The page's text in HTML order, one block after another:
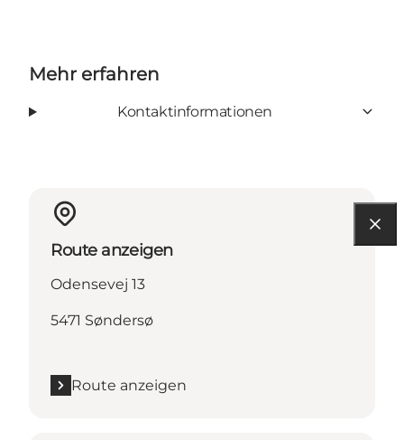
Mehr erfahren
Kontaktinformationen
Route anzeigen
Odensevej 13
5471 Søndersø
Route anzeigen